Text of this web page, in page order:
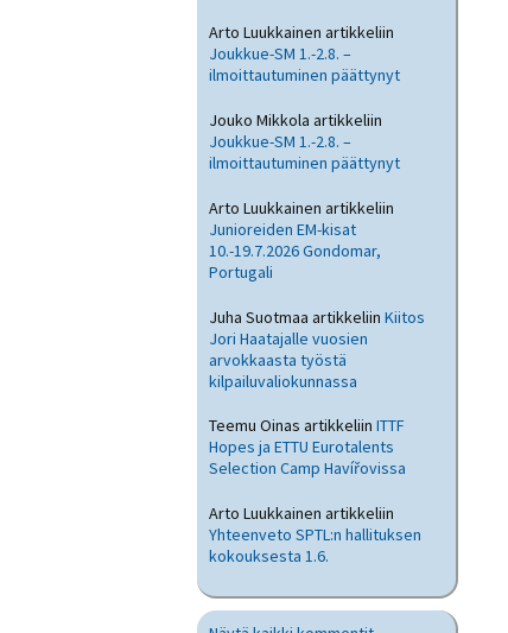
Arto Luukkainen artikkeliin
Joukkue-SM 1.-2.8. –
ilmoittautuminen päättynyt
Jouko Mikkola artikkeliin
Joukkue-SM 1.-2.8. –
ilmoittautuminen päättynyt
Arto Luukkainen artikkeliin
Junioreiden EM-kisat
10.-19.7.2026 Gondomar,
Portugali
Juha Suotmaa artikkeliin Kiitos
Jori Haatajalle vuosien
arvokkaasta työstä
kilpailuvaliokunnassa
Teemu Oinas artikkeliin ITTF
Hopes ja ETTU Eurotalents
Selection Camp Havířovissa
Arto Luukkainen artikkeliin
Yhteenveto SPTL:n hallituksen
kokouksesta 1.6.